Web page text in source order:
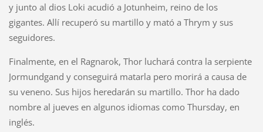
y junto al dios Loki acudió a Jotunheim, reino de los
gigantes. Allí recuperó su martillo y mató a Thrym y sus
seguidores.
Finalmente, en el Ragnarok, Thor luchará contra la serpiente
Jormundgand y conseguirá matarla pero morirá a causa de
su veneno. Sus hijos heredarán su martillo. Thor ha dado
nombre al jueves en algunos idiomas como Thursday, en
inglés.